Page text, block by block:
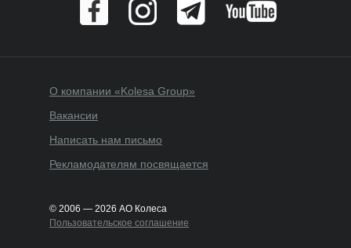
О компании «Kolesa Group»
Вакансии
Написать нам письмо
Рекламодателям посвящается
© 2006 — 2026 АО Колеса
Пользовательское соглашение